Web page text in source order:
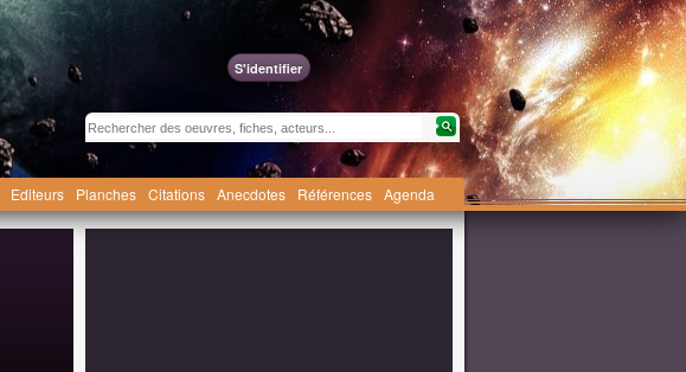
S'identifier
Editeurs Planches Citations Anecdotes Références Agenda